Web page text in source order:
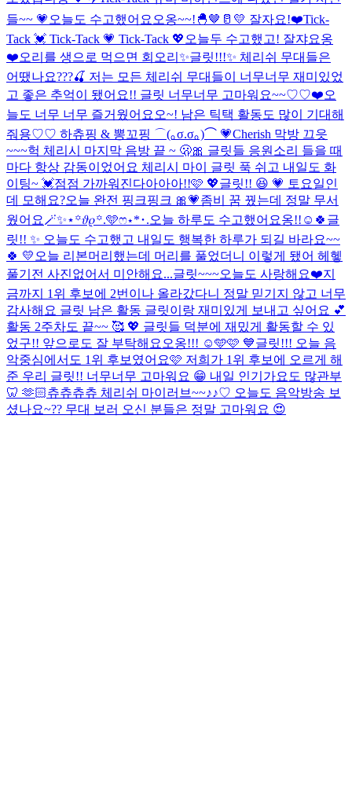
들~~ 💗 오늘도 수고했어요오옹~~!🐣🤎🥛💛 잘자요!❤️Tick-
Tack 💓 Tick-Tack 💗 Tick-Tack 💖 오늘두 수고했고! 잘쟈요옹
❤️오리를 생으로 먹으면 회오리 ✨글릿!!!✨ 체리쉬 무대들은
어땠나요???🍒 저는 모든 체리쉬 무대들이 너무너무 재미있었
고 좋은 추억이 됐어요!! 글릿 너무너무 고마워요~~♡♡❤️오
늘도 너무 너무 즐거웠어요오~! 남은 틱택 활동도 많이 기대해
줘용♡♡ 하츄핑 & 뽕꼬핑 ⌒(｡σ.σ｡)⌒ 💗Cherish 막방 끄읏
~~~헉 체리시 마지막 음방 끝 ~ 🫢🎀 글릿들 응원소리 들을 때
마다 항상 감동이었어요 체리시 마이 글릿 푹 쉬고 내일도 화
이팅~ 💓점점 가까워진다아아아!!🩷 💖글릿!! 😆 💗 토요일인
데 모해요?오늘 완전 핑크핑크 🎀💗좀비 꿈 꿨는데 정말 무서
웠어요 🪄︎︎✨⋆꙳𝜗𝜚꙳.‬️🩵ෆ‪⋆*･.오늘 하루도 수고했어요옹!!☺️🍀 글
릿!! ✨ 오늘도 수고했고 내일도 행복한 하루가 되길 바라요~~
🍀 💛 오늘 리본머리했는데 머리를 풀었더니 이렇게 됐어 헤헿
풀기전 사진없어서 미안해요...글릿~~~오늘도 사랑해요❤️지
금까지 1위 후보에 2번이나 올라갔다니 정말 믿기지 않고 너무
감사해요 글릿 남은 활동 글릿이랑 재미있게 보내고 싶어요 💕
활동 2주차도 끝~~ 🥰 💖 글릿들 덕분에 재밌게 활동할 수 있
었구!! 앞으로도 잘 부탁해요오옹!!! ☺️🩵🩷 💙글릿!!! 오늘 음
악중심에서도 1위 후보였어요🩷 저희가 1위 후보에 오르게 해
준 우리 글릿!! 너무너무 고마워요 😁 내일 인기가요도 많관부
🦷 🫶🏻츄츄츄츄 체리쉬 마이러브~~♪♪♡ 오늘도 음악방송 보
셨나요~?? 무대 보러 오신 분들은 정말 고마워요 😍